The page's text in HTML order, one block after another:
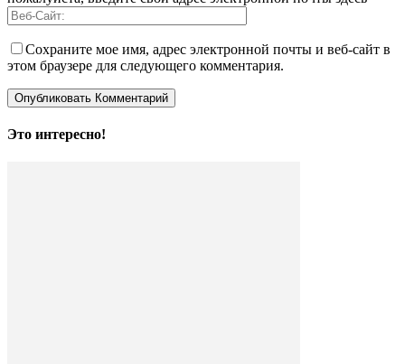
Сохраните мое имя, адрес электронной почты и веб-сайт в
этом браузере для следующего комментария.
Это интересно!